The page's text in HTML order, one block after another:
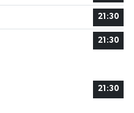
21:30
21:30
21:30